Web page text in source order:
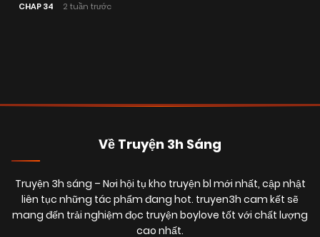
CHAP 34 2 tuần trước
Về Truyện 3h Sáng
Truyện 3h sáng – Nơi hội tụ kho truyện bl mới nhất, cập nhật
liên tục những tác phẩm đang hot. truyen3h cam kết sẽ
mang đến trải nghiệm đọc truyện boylove tốt với chất lượng
cao nhất.